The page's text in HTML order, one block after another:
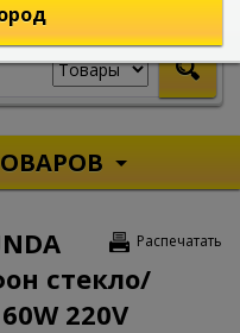
Распечатать
стекло/
220V